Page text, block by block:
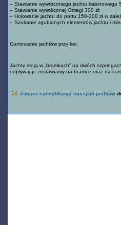
– Stawianie wywróconego jachtu kabinowego
– Stawianie wywróconej Omegi 300 zł;
– Holowanie jachtu do portu 150-300 zł w
– Szukanie zgubionych elementów jachtu i
Cumowanie jachtów przy kei.
Jachty stoją w „bramkach” na dwóch
odpływając zostawiamy na bramce oraz na
Zobacz specyfikację naszych jachtów